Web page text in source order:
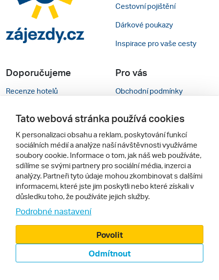
Cestovní pojištění
Dárkové poukazy
Inspirace pro vaše cesty
Doporučujeme
Recenze hotelů
Zájazdy.sk
Pro vás
Obchodní podmínky
Mobilní verze webu
Sledujte nás
© 2000 - 2026, Zájezdy.cz
Tato webová stránka používá cookies
K personalizaci obsahu a reklam, poskytování funkcí
sociálních médií a analýze naší návštěvnosti využíváme
soubory cookie. Informace o tom, jak náš web používáte,
sdílíme se svými partnery pro sociální média, inzerci a
analýzy. Partneři tyto údaje mohou zkombinovat s dalšími
informacemi, které jste jim poskytli nebo které získali v
důsledku toho, že používáte jejich služby.
Podrobné nastavení
Odmítnout
Povolit